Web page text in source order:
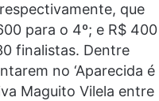
que
para o 4º; e R$ 400
finalistas. Dentre
no ‘Aparecida é
Maguito Vilela entre